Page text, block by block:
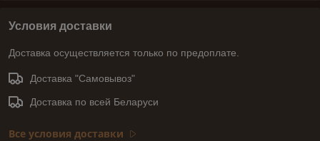
Условия доставки
Доставка осуществляется только по предоплате.
Доставка "Самовывоз"
Доставка по всей Беларуси
Все условия доставки